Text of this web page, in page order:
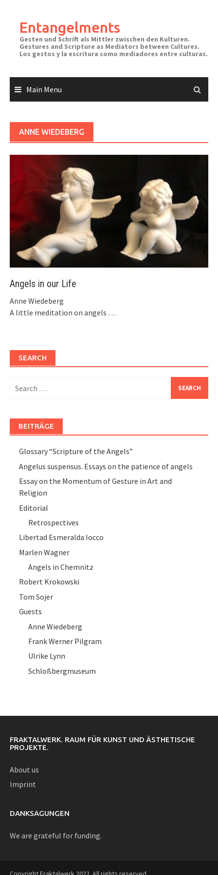
contentEntangelments
Gesten und Schrift als Mittler zwischen den Kulturen.
Gestures and Scripture as Mediators between Cultures.
Los gestos y la escritura como mediadores entre culturas.
Main Menu
ANNE WIEDEBERG
Angels in our Life
Anne Wiedeberg
A little meditation on angels …
SEARCH
for:
BEITRÄGE
Glossary “Scripture of the Angels”
Angelus suspensus. Essays on the patience of angels
Essay on the Momentum of Gesture in Art and
Religion
Editorial
Retrospectives
Libertad Esmeralda Iocco
Marlen Wagner
Angels in Chemnitz
Robert Krokowski
Tom Sojer
Guests
Anne Wiedeberg
Frank Werner Pilgram
Ulrike Lynn
Schloßbergmuseum
FRAKTALWERK. RAUM FÜR KUNST UND ÄSTHETISCHE
PROJEKTE.
About us
Imprint
DANKSAGUNGEN
We are grateful for funding.